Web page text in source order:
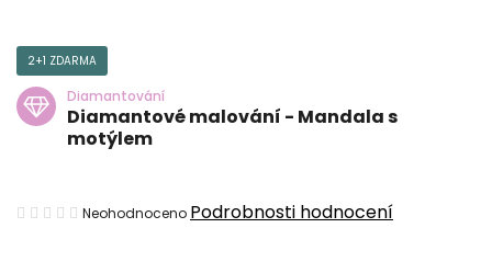
2+1 ZDARMA
Diamantování
Diamantové malování - Mandala s
motýlem
Průměrné
Neohodnoceno Podrobnosti hodnocení